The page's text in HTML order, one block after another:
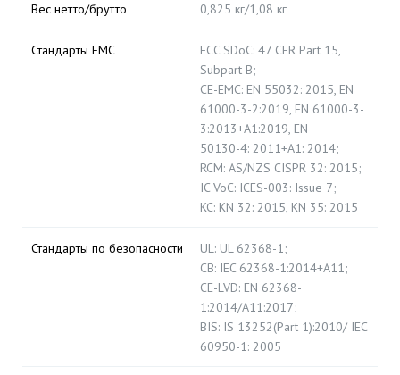
Вес нетто/брутто 0,825 кг/1,08 кг
Стандарты EMC
FCC SDoC: 47 CFR Part 15,
Subpart B;
CE-EMC: EN 55032: 2015, EN
61000-3-2:2019, EN 61000-3-
3:2013+A1:2019, EN
50130-4: 2011+A1: 2014;
RCM: AS/NZS CISPR 32: 2015;
IC VoC: ICES-003: Issue 7;
KC: KN 32: 2015, KN 35: 2015
Стандарты по безопасности
UL: UL 62368-1;
CB: IEC 62368-1:2014+A11;
CE-LVD: EN 62368-
1:2014/A11:2017;
BIS: IS 13252(Part 1):2010/ IEC
60950-1: 2005